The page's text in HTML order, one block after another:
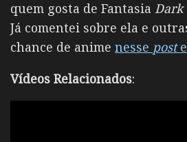
quem gosta de Fantasia Dark
Já comentei sobre ela e
chance de anime nesse post
Vídeos Relacionados: